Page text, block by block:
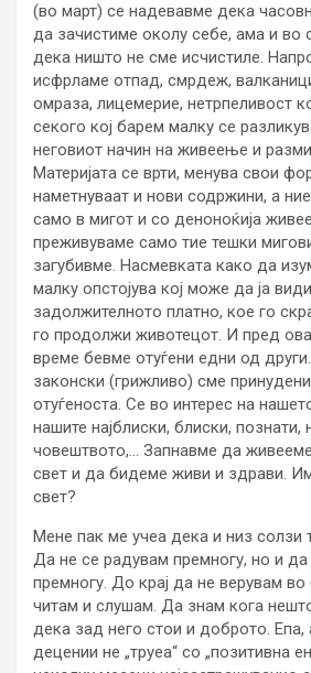
(во март) се надевавме дека
да зачистиме околу себе, ама и во
дека ништо не сме исчистиле.
исфрламе отпад, смрдеж,
омраза, лицемерие, нетрпеливост
секого кој барем малку се
неговиот начин на живеење и
Материјата се врти, менува свои
наметнуваат и нови содржини, а
само в мигот и со деноноќија
преживуваме само тие тешки
загубивме. Насмевката како да
малку опстојува кој може да ја
задолжителното платно, кое го
го продолжи животецот. И пред
време бевме отуѓени едни од
законски (грижливо) сме
отуѓеноста. Се во интерес на
нашите најблиски, блиски, познати,
човештвото,… Запнавме да
свет и да бидеме живи и здрави.
свет?
Мене пак ме учеа дека и низ солзи
Да не се радувам премногу, но и да
премногу. До крај да не верувам во
читам и слушам. Да знам кога
дека зад него стои и доброто. Епа,
децении не „труеа“ со „позитивна